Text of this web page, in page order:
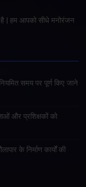
| हम आपको सीधे मनोरंजन
समय पर पूर्ण किए जाने
और प्रशिक्षकों को
के निर्माण कार्यों की